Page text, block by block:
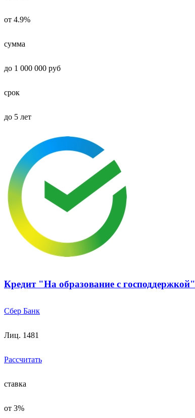
от 4.9%
сумма
до 1 000 000 руб
срок
до 5 лет
Кредит "На образование с господдержкой"
Сбер Банк
Лиц. 1481
Рассчитать
ставка
от 3%